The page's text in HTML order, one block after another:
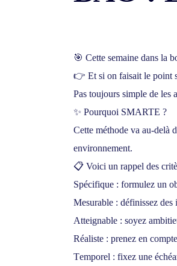
🎯 Cette semaine dans la
👉 Et si on faisait le point
Pas toujours simple de les
✨ Pourquoi SMARTE ?
Cette méthode va au-delà
environnement.
📋 Voici un rappel des
Spécifique : formulez un
Mesurable : définissez
Atteignable : soyez
Réaliste : prenez en
Temporel : fixez une